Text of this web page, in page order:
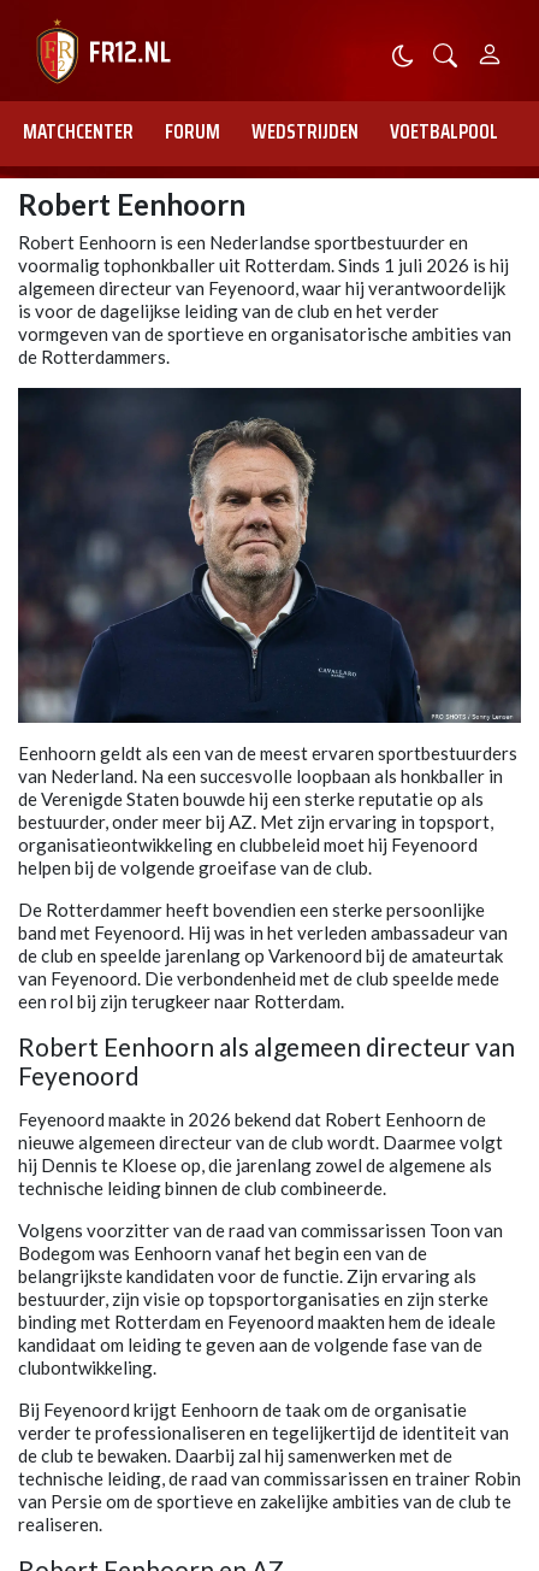
MATCHCENTER FORUM WEDSTRIJDEN VOETBALPOOL
Robert Eenhoorn
Robert Eenhoorn is een Nederlandse sportbestuurder en
voormalig tophonkballer uit Rotterdam. Sinds 1 juli 2026 is hij
algemeen directeur van Feyenoord, waar hij verantwoordelijk
is voor de dagelijkse leiding van de club en het verder
vormgeven van de sportieve en organisatorische ambities van
de Rotterdammers.
Eenhoorn geldt als een van de meest ervaren sportbestuurders
van Nederland. Na een succesvolle loopbaan als honkballer in
de Verenigde Staten bouwde hij een sterke reputatie op als
bestuurder, onder meer bij AZ. Met zijn ervaring in topsport,
organisatieontwikkeling en clubbeleid moet hij Feyenoord
helpen bij de volgende groeifase van de club.
De Rotterdammer heeft bovendien een sterke persoonlijke
band met Feyenoord. Hij was in het verleden ambassadeur van
de club en speelde jarenlang op Varkenoord bij de amateurtak
van Feyenoord. Die verbondenheid met de club speelde mede
een rol bij zijn terugkeer naar Rotterdam.
Robert Eenhoorn als algemeen directeur van
Feyenoord
Feyenoord maakte in 2026 bekend dat Robert Eenhoorn de
nieuwe algemeen directeur van de club wordt. Daarmee volgt
hij Dennis te Kloese op, die jarenlang zowel de algemene als
technische leiding binnen de club combineerde.
Volgens voorzitter van de raad van commissarissen Toon van
Bodegom was Eenhoorn vanaf het begin een van de
belangrijkste kandidaten voor de functie. Zijn ervaring als
bestuurder, zijn visie op topsportorganisaties en zijn sterke
binding met Rotterdam en Feyenoord maakten hem de ideale
kandidaat om leiding te geven aan de volgende fase van de
clubontwikkeling.
Bij Feyenoord krijgt Eenhoorn de taak om de organisatie
verder te professionaliseren en tegelijkertijd de identiteit van
de club te bewaken. Daarbij zal hij samenwerken met de
technische leiding, de raad van commissarissen en trainer Robin
van Persie om de sportieve en zakelijke ambities van de club te
realiseren.